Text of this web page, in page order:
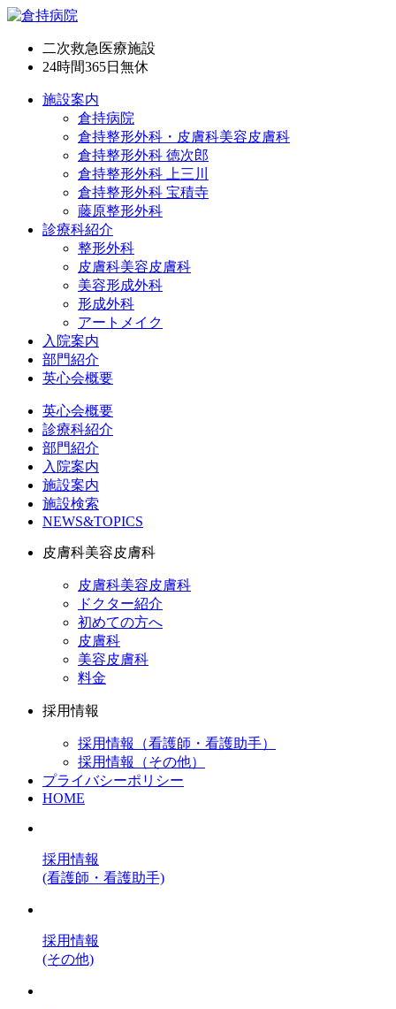
二次救急医療施設
24時間365日 無休
施設案内
倉持病院
倉持整形外科・皮膚科美容皮膚科
倉持整形外科 徳次郎
倉持整形外科 上三川
倉持整形外科 宝積寺
藤原整形外科
診療科紹介
整形外科
皮膚科美容皮膚科
美容形成外科
形成外科
アートメイク
入院案内
部門紹介
英心会概要
英心会概要
診療科紹介
部門紹介
入院案内
施設案内
施設検索
NEWS&TOPICS
皮膚科美容皮膚科
皮膚科美容皮膚科
ドクター紹介
初めての方へ
皮膚科
美容皮膚科
料金
採用情報
採用情報（看護師・看護助手）
採用情報（その他）
プライバシーポリシー
HOME
採用情報
(看護師・看護助手)
採用情報
(その他)